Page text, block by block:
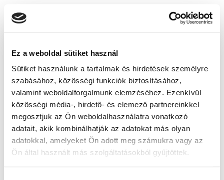
Ez a weboldal sütiket használ
Sütiket használunk a tartalmak és hirdetések személyre
szabásához, közösségi funkciók biztosításához,
valamint weboldalforgalmunk elemzéséhez. Ezenkívül
közösségi média-, hirdető- és elemező partnereinkkel
megosztjuk az Ön weboldalhasználatra vonatkozó
adatait, akik kombinálhatják az adatokat más olyan
adatokkal, amelyeket Ön adott meg számukra vagy az
Ön által használt más szolgáltatásokból gyűjtöttek.